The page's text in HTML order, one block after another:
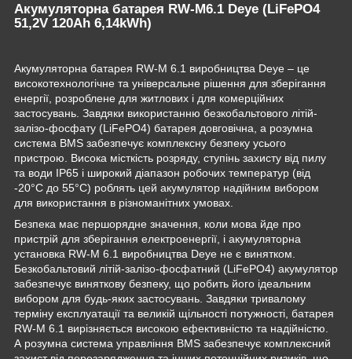
Акумуляторна батарея RW-M6.1 Deye (LiFePO4
51,2V 120Ah 6,14kWh)
Акумуляторна батарея RW-M 6.1 виробництва Deye – це
високотехнологічне та універсальне рішення для зберігання
енергії, розроблене для житлових і для комерційних
застосувань. Завдяки використанню безкобальтового літій-
залізо-фосфату (LiFePO4) батарея довговічна, а розумна
система BMS забезпечує комплексну безпеку усього
пристрою. Висока місткість розряду, ступінь захисту від пилу
та води IP65 і широкий діапазон робочих температур (від
-20°C до 55°C) роблять цей акумулятор надійним вибором
для використання в різноманітних умовах.
Безпека має першорядне значення, коли мова йде про
пристрій для зберігання електроенергії, і акумуляторна
установка RW-M 6.1 виробництва Deye не є винятком.
Безкобальтовий літій-залізо-фосфатний (LiFePO4) акумулятор
забезпечує виняткову безпеку, що робить його ідеальним
вибором для будь-яких застосувань. Завдяки тривалому
терміну експлуатації та великій щільності потужності, батарея
RW-M 6.1 вирізняється високою ефективністю та надійністю.
А розумна система управління BMS забезпечує комплексний